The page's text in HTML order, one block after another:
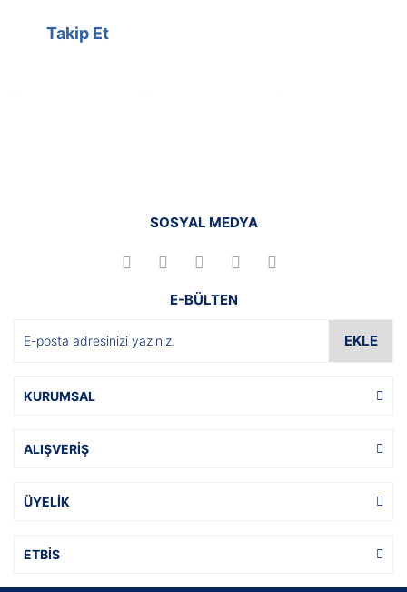
Takip Et
SOSYAL MEDYA
E-BÜLTEN
EKLE
KURUMSAL
ALIŞVERİŞ
ÜYELİK
ETBİS